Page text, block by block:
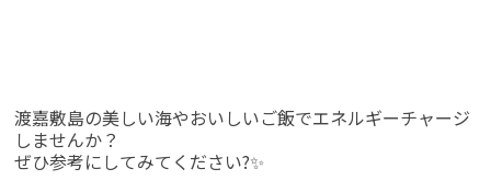
渡嘉敷島の美しい海やおいしいご飯でエネルギーチャージ
しませんか？
ぜひ参考にしてみてください?✨